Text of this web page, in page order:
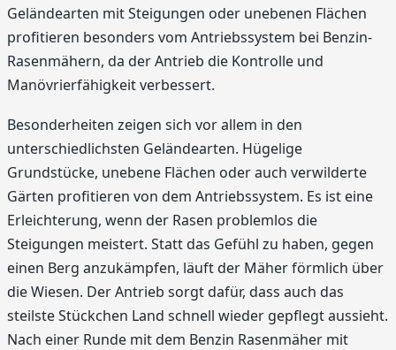
Geländearten mit Steigungen oder unebenen Flächen
profitieren besonders vom Antriebssystem bei Benzin-
Rasenmähern, da der Antrieb die Kontrolle und
Manövrierfähigkeit verbessert.
Besonderheiten zeigen sich vor allem in den
unterschiedlichsten Geländearten. Hügelige
Grundstücke, unebene Flächen oder auch verwilderte
Gärten profitieren von dem Antriebssystem. Es ist eine
Erleichterung, wenn der Rasen problemlos die
Steigungen meistert. Statt das Gefühl zu haben, gegen
einen Berg anzukämpfen, läuft der Mäher förmlich über
die Wiesen. Der Antrieb sorgt dafür, dass auch das
steilste Stückchen Land schnell wieder gepflegt aussieht.
Nach einer Runde mit dem Benzin Rasenmäher mit